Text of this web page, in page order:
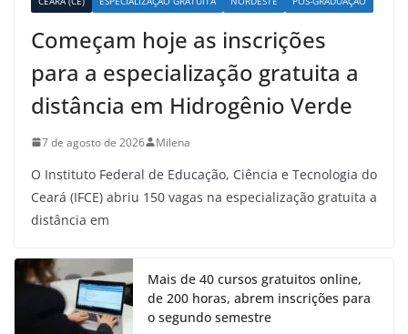
Começam hoje as inscrições
para a especialização gratuita a
distância em Hidrogênio Verde
7 de agosto de 2026 Milena
O Instituto Federal de Educação, Ciência e Tecnologia do
Ceará (IFCE) abriu 150 vagas na especialização gratuita a
distância em
Mais de 40 cursos gratuitos online,
de 200 horas, abrem inscrições para
o segundo semestre